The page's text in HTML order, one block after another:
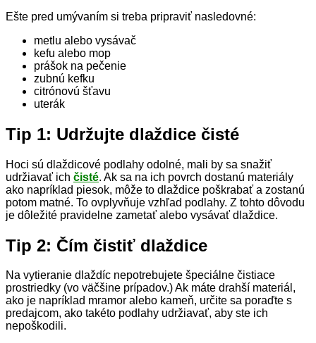
Ešte pred umývaním si treba pripraviť nasledovné:
metlu alebo vysávač
kefu alebo mop
prášok na pečenie
zubnú kefku
citrónovú šťavu
uterák
Tip 1: Udržujte dlaždice čisté
Hoci sú dlaždicové podlahy odolné, mali by sa snažiť
udržiavať ich čisté. Ak sa na ich povrch dostanú materiály
ako napríklad piesok, môže to dlaždice poškrabať a zostanú
potom matné. To ovplyvňuje vzhľad podlahy. Z tohto dôvodu
je dôležité pravidelne zametať alebo vysávať dlaždice.
Tip 2: Čím čistiť dlaždice
Na vytieranie dlaždíc nepotrebujete špeciálne čistiace
prostriedky (vo väčšine prípadov.) Ak máte drahší materiál,
ako je napríklad mramor alebo kameň, určite sa poraďte s
predajcom, ako takéto podlahy udržiavať, aby ste ich
nepoškodili.